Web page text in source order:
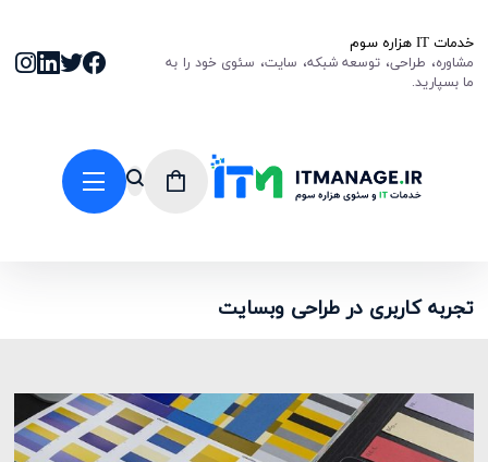
خدمات IT هزاره سوم
مشاوره، طراحی، توسعه شبکه، سایت، سئوی خود را به
ما بسپارید.
تجربه کاربری در طراحی وبسایت